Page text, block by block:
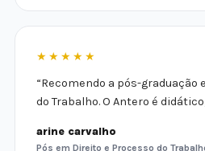
★★★★★
“Recomendo a pós-graduação
do Trabalho. O Antero é
arine carvalho
Pós em Direito e Processo do